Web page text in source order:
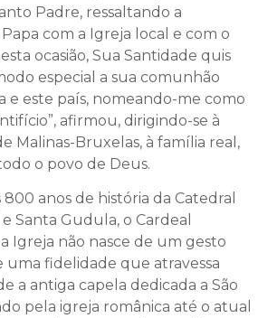
Padre, ressaltando a
com a Igreja local e com o
ocasião, Sua Santidade quis
especial a sua comunhão
e este país, nomeando-me como
afirmou, dirigindo-se à
Malinas-Bruxelas, à família real,
o povo de Deus.
anos de história da Catedral
Santa Gudula, o Cardeal
Igreja não nasce de um gesto
uma fidelidade que atravessa
a antiga capela dedicada a São
pela igreja românica até o atual